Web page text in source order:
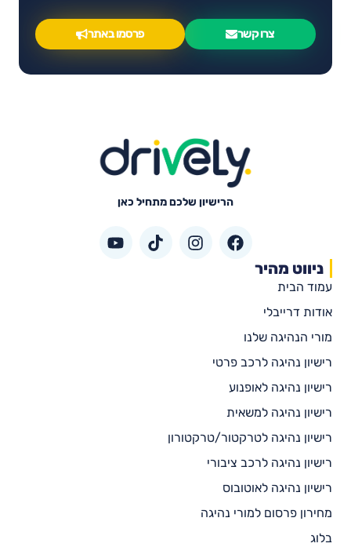
צרו קשר פרסמו באתר
הרישיון שלכם מתחיל כאן
ניווט מהיר
עמוד הבית
אודות דרייבלי
מורי הנהיגה שלנו
רישיון נהיגה לרכב פרטי
רישיון נהיגה לאופנוע
רישיון נהיגה למשאית
רישיון נהיגה לטרקטור/טרקטורון
רישיון נהיגה לרכב ציבורי
רישיון נהיגה לאוטובוס
מחירון פרסום למורי נהיגה
בלוג